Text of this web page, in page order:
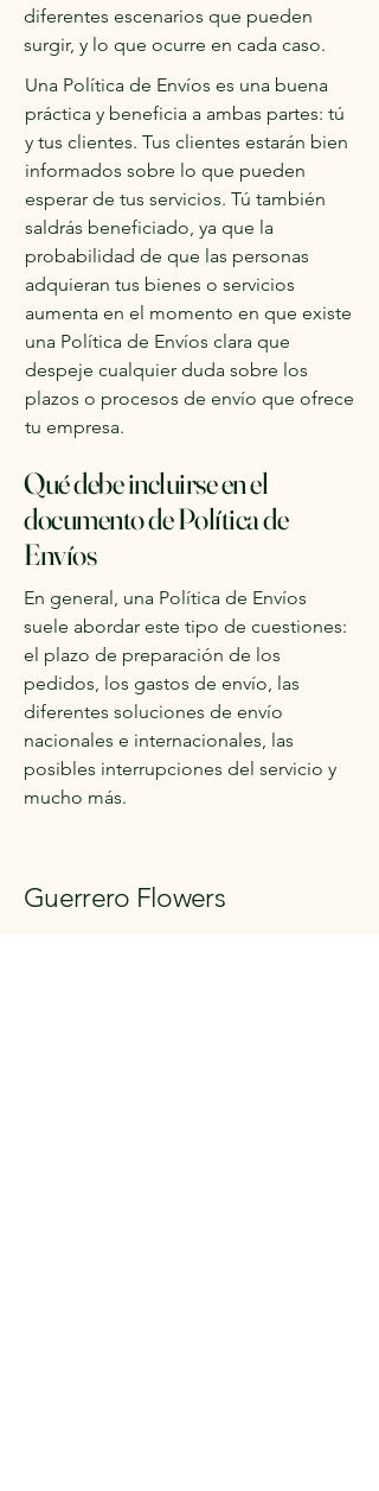
diferentes escenarios que pueden
surgir, y lo que ocurre en cada caso.
Una Política de Envíos es una buena
práctica y beneficia a ambas partes: tú
y tus clientes. Tus clientes estarán bien
informados sobre lo que pueden
esperar de tus servicios. Tú también
saldrás beneficiado, ya que la
probabilidad de que las personas
adquieran tus bienes o servicios
aumenta en el momento en que existe
una Política de Envíos clara que
despeje cualquier duda sobre los
plazos o procesos de envío que ofrece
tu empresa.
Qué debe incluirse en el
documento de Política de
Envíos
En general, una Política de Envíos
suele abordar este tipo de cuestiones:
el plazo de preparación de los
pedidos, los gastos de envío, las
diferentes soluciones de envío
nacionales e internacionales, las
posibles interrupciones del servicio y
mucho más.
Guerrero Flowers